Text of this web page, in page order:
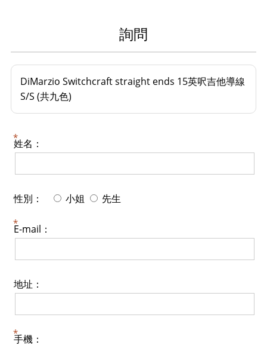
詢問
DiMarzio Switchcraft straight ends 15英呎吉他導線
S/S (共九色)
姓名：
性別： 小姐 先生
E-mail：
地址：
手機：